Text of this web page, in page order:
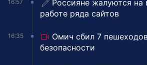
16:57
Россияне жалуются
работе ряда сайтов
16:35
Омич сбил 7
безопасности